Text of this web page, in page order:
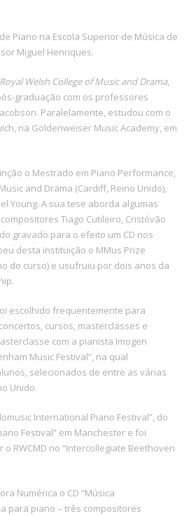
Piano na Escola Superior de Música de
Miguel Henriques.
Royal Welsh College of Music and Drama,
graduação com os professores
Paralelamente, estudou com o
na Goldenweiser Music Academy, em
o Mestrado em Piano Performance,
and Drama (Cardiff, Reino Unido),
Young. A sua tese aborda algumas
Tiago Cutileiro, Cristóvão
gravado para o efeito um CD nos
desta instituição o MMus Prize
do curso) e usufruiu por dois anos da
escolhido frequentemente para
cursos, masterclasses e
com a pianista Imogen
Music Festival”, na qual
selecionados de entre as várias
Unido.
International Piano Festival”, do
Festival” em Manchester e foi
RWCMD no “Intercollegiate Beethoven
Numérica o CD “Música
para piano – três compositores